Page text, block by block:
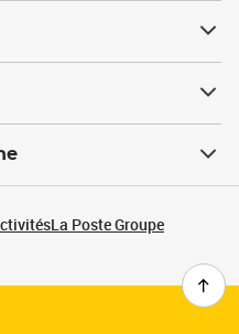
La Poste Groupe